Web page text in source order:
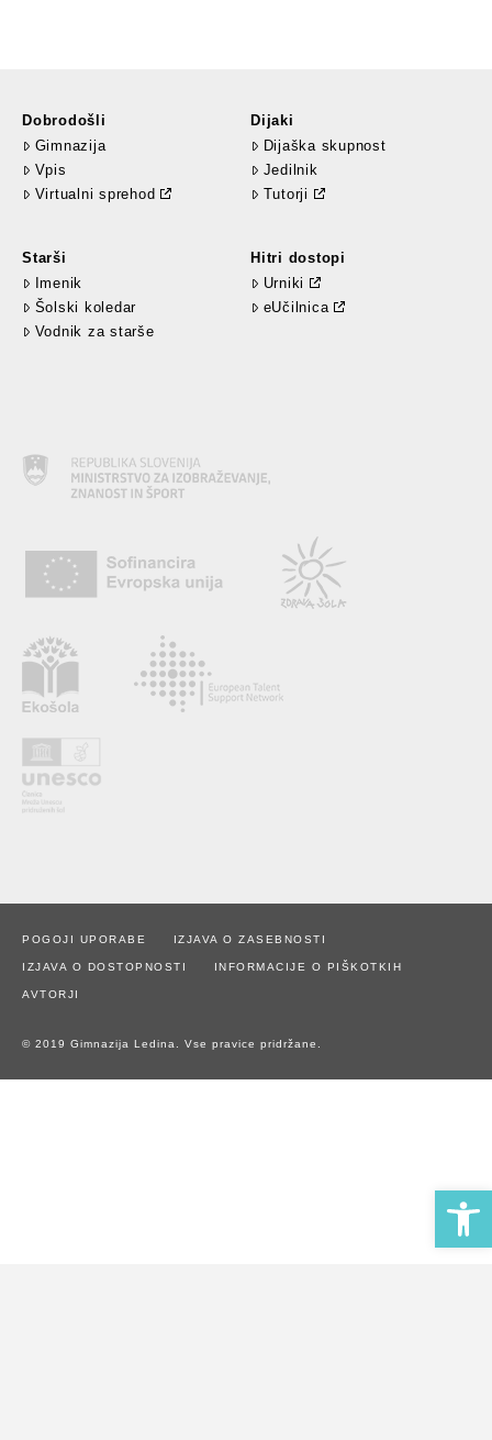
Dobrodošli
Gimnazija
Vpis
Virtualni sprehod
Dijaki
Dijaška skupnost
Jedilnik
Tutorji
Starši
Imenik
Šolski koledar
Vodnik za starše
Hitri dostopi
Urniki
eUčilnica
POGOJI UPORABE IZJAVA O ZASEBNOSTI
IZJAVA O DOSTOPNOSTI INFORMACIJE O PIŠKOTKIH
AVTORJI
© 2019 Gimnazija Ledina. Vse pravice pridržane.